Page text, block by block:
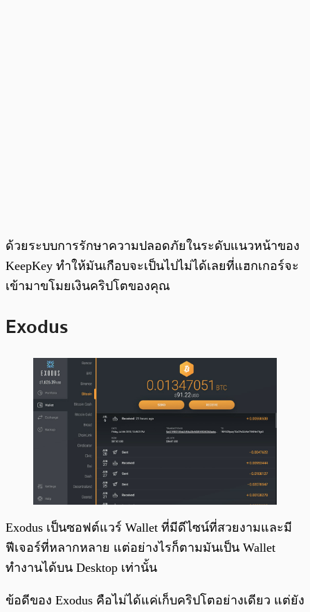
ด้วยระบบการรักษาความปลอดภัยในระดับแนวหน้าของ
KeepKey ทำให้มันเกือบจะเป็นไปไม่ได้เลยที่แฮกเกอร์จะ
เข้ามาขโมยเงินคริปโตของคุณ
Exodus
Exodus เป็นซอฟต์แวร์ Wallet ที่มีดีไซน์ที่สวยงามและมี
ฟีเจอร์ที่หลากหลาย แต่อย่างไรก็ตามมันเป็น Wallet
ทำงานได้บน Desktop เท่านั้น
ข้อดีของ Exodus คือไม่ได้แค่เก็บคริปโตอย่างเดียว แต่ยัง